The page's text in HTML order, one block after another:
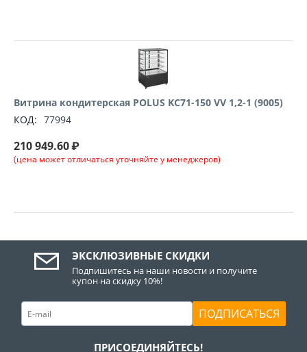
Витрина кондитерская POLUS KC71-150 VV 1,2-1 (9005)
КОД: 77994
210 949.60₽
(цена может отличаться уточняйте у менеджеров)
ЭКСКЛЮЗИВНЫЕ СКИДКИ
Подпишитесь на наши новости и получите
купон на скидку 10%!
ПОДПИСАТЬСЯ
ПРИСОЕДИНЯЙТЕСЬ!